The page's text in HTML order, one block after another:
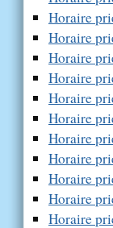
Horaire
Horaire
Horaire
Horaire
Horaire
Horaire
Horaire
Horaire
Horaire
Horaire
Horaire